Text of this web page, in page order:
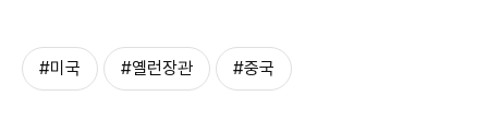
#미국 #옐런장관 #중국